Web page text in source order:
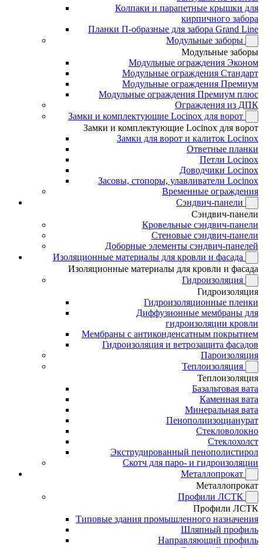
Колпаки и парапетные крышки для
кирпичного забора
Планки П-образные для забора Grand Line
Модульные заборы
Модульные заборы
Модульные ограждения Эконом
Модульные ограждения Стандарт
Модульные ограждения Премиум
Модульные ограждения Премиум плюс
Ограждения из ДПК
Замки и комплектующие Locinox для ворот
Замки и комплектующие Locinox для ворот
Замки для ворот и калиток Locinox
Ответные планки
Петли Locinox
Доводчики Locinox
Засовы, стопоры, улавливатели Locinox
Временные ограждения
Сэндвич-панели
Сэндвич-панели
Кровельные сэндвич-панели
Стеновые сэндвич-панели
Доборные элементы сэндвич-панелей
Изоляционные материалы для кровли и фасада
Изоляционные материалы для кровли и фасада
Гидроизоляция
Гидроизоляция
Гидроизоляционные пленки
Диффузионные мембраны для
гидроизоляции кровли
Мембраны с антиконденсатным покрытием
Гидроизоляция и ветрозащита фасадов
Пароизоляция
Теплоизоляция
Теплоизоляция
Базальтовая вата
Каменная вата
Минеральная вата
Пенополиизоцианурат
Стекловолокно
Стеклохолст
Экструдированный пенополистирол
Скотч для паро- и гидроизоляции
Металлопрокат
Металлопрокат
Профили ЛСТК
Профили ЛСТК
Типовые здания промышленного назначения
Шляпный профиль
Направляющий профиль